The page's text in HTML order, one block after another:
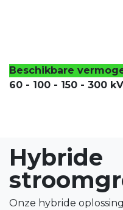
Beschikbare
60 - 100 - 150 - 300
Hybride
Onze hybride